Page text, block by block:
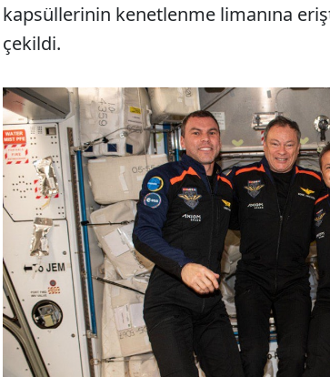
kapsüllerinin kenetlenme limanına
çekildi.